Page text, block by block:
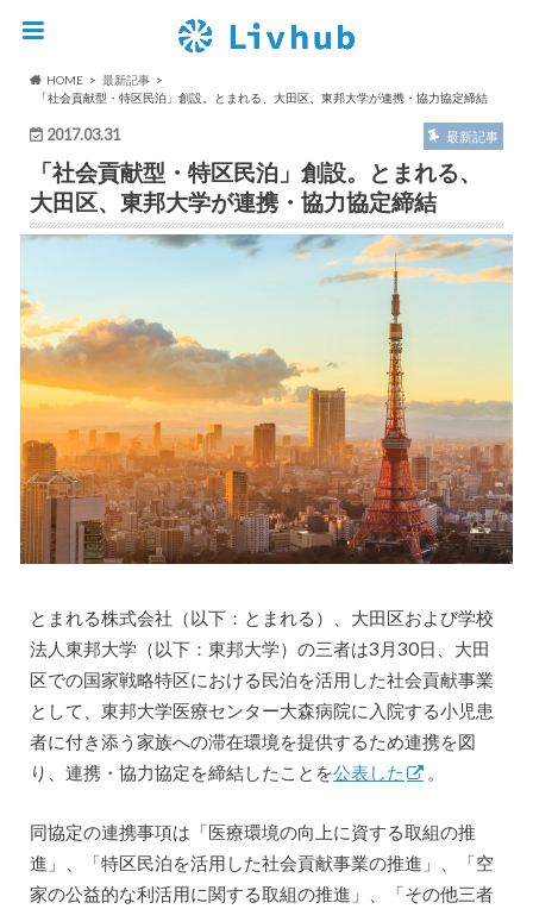
HOME
最新記事
「社会貢献型・特区民泊」創設。とまれる、大田区、東邦大学が連携・協力協定締結
2017.03.31 最新記事
「社会貢献型・特区民泊」創設。とまれる、
大田区、東邦大学が連携・協力協定締結
とまれる株式会社（以下：とまれる）、大田区および学校
法人東邦大学（以下：東邦大学）の三者は3月30日、大田
区での国家戦略特区における民泊を活用した社会貢献事業
として、東邦大学医療センター大森病院に入院する小児患
者に付き添う家族への滞在環境を提供するため連携を図
り、連携・協力協定を締結したことを公表した 。
同協定の連携事項は「医療環境の向上に資する取組の推
進」、「特区民泊を活用した社会貢献事業の推進」、「空
家の公益的な利活用に関する取組の推進」、「その他三者